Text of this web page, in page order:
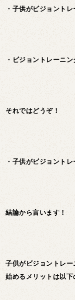
・子供がビジョント
・ビジョントレーニ
それではどうぞ！
・子供がビジョント
結論から言います！
子供がビジョントレ
始めるメリットは以下